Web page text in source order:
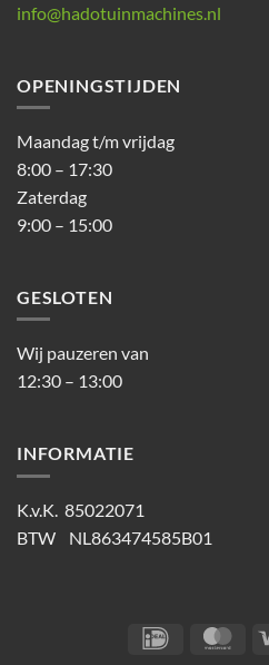
info@hadotuinmachines.nl
OPENINGSTIJDEN
Maandag t/m vrijdag
8:00 – 17:30
Zaterdag
9:00 – 15:00
GESLOTEN
Wij pauzeren van
12:30 – 13:00
INFORMATIE
K.v.K. 85022071
BTW NL863474585B01
IDeal